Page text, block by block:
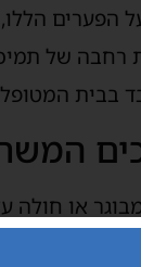
הפערים
רחבה של
בבית
או חולה
גם כאשר